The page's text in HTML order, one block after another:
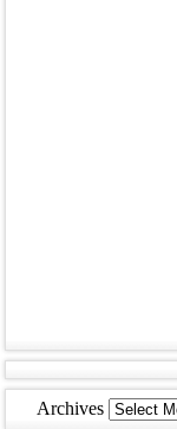
Archives Archives